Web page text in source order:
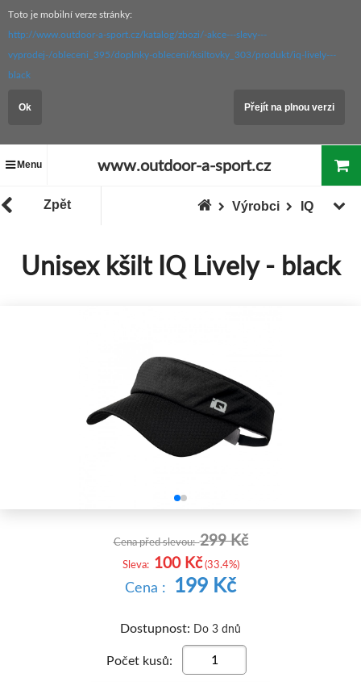
Toto je mobilní verze stránky:
http://www.outdoor-a-sport.cz/katalog/zbozi/-akce---slevy---
vyprodej-/obleceni_395/doplnky-obleceni/ksiltovky_303/produkt/iq-lively---
black
Ok Přejít na plnou verzi
Menu www.outdoor-a-sport.cz
Zpět IQ
Výrobci
Unisex kšilt IQ Lively - black
Cena před slevou:299 Kč
Sleva: 100 Kč (33.4%)
Cena : 199 Kč
Dostupnost: Do 3 dnů
Počet kusů: